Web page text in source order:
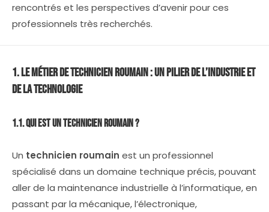
rencontrés et les perspectives d’avenir pour ces
professionnels très recherchés.
1. Le Métier de Technicien Roumain : Un Pilier de l’Industrie et
de la Technologie
1.1. Qui est un Technicien Roumain ?
Un technicien roumain est un professionnel
spécialisé dans un domaine technique précis, pouvant
aller de la maintenance industrielle à l’informatique, en
passant par la mécanique, l’électronique,